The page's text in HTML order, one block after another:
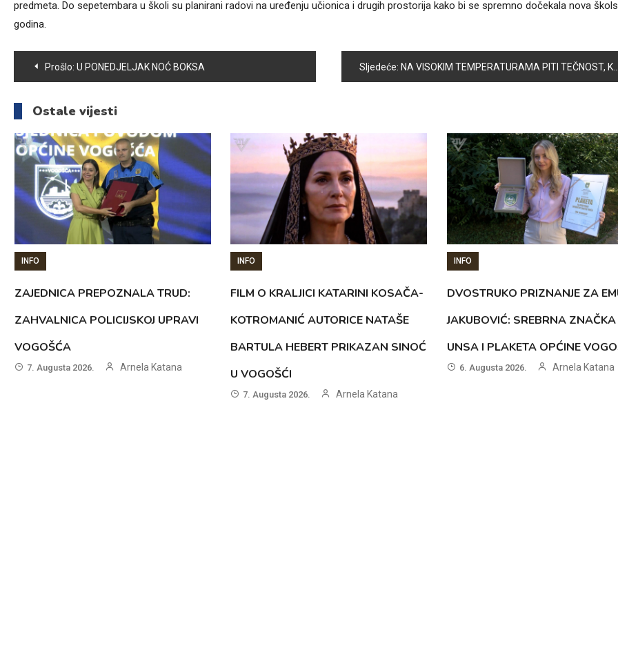
predmeta. Do sepetembara u školi su planirani radovi na uređenju učionica i drugih prostorija kako bi se spremno dočekala nova
godina.
Navigacija
članaka
Prošlo: U PONEDJELJAK NOĆ BOKSA Sljedeće: NA VISOKIM TEMPERATURAMA PITI TEČNOST, KONZUMIRATI LAGANU HRANU I REDUCIRATI FIZIČKE AKTIVNOSTI
Ostale vijesti
INFO
ZAJEDNICA PREPOZNALA TRUD:
ZAHVALNICA POLICIJSKOJ UPRAVI
VOGOŠĆA
7. Augusta 2026. Arnela Katana
INFO
FILM O KRALJICI KATARINI KOSAČA-
KOTROMANIĆ AUTORICE NATAŠE
BARTULA HEBERT PRIKAZAN SINOĆ
U VOGOŠĆI
7. Augusta 2026. Arnela Katana
INFO
DVOSTRUKO PRIZNANJE ZA
JAKUBOVIĆ: SREBRNA ZNAČKA
UNSA I PLAKETA OPĆINE
6. Augusta 2026. Arnela Katana